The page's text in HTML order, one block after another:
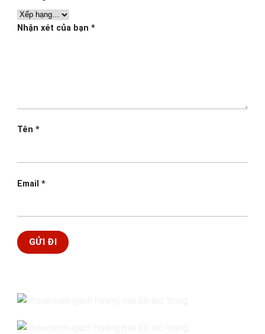
Nhận xét của bạn *
Tên *
Email *